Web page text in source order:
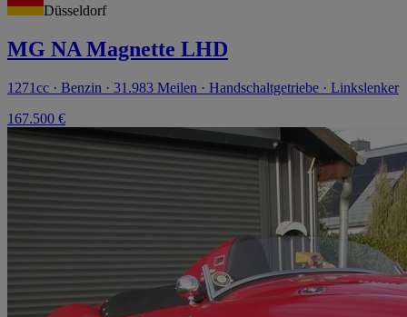
Düsseldorf
MG NA Magnette LHD
1271cc · Benzin · 31.983 Meilen · Handschaltgetriebe · Linkslenker
167.500 €